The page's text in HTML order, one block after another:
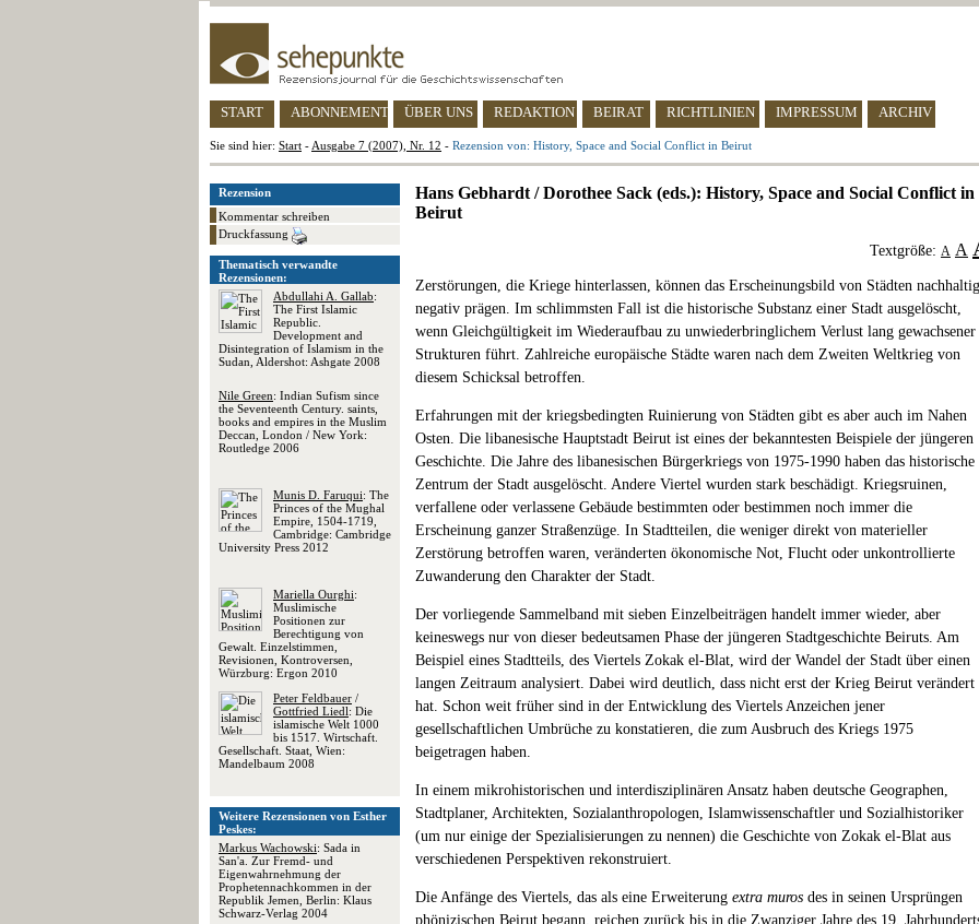
START ABONNEMENT ÜBER UNS REDAKTION BEIRAT RICHTLINIEN IMPRESSUM ARCHIV
Sie sind hier: Start - Ausgabe 7 (2007), Nr. 12 - Rezension von: History, Space and Social Conflict in Beirut
Rezension
Kommentar schreiben
Druckfassung
Thematisch verwandte
Rezensionen:
Abdullahi A. Gallab:
The First Islamic
Republic.
Development and
Disintegration of Islamism in the
Sudan, Aldershot: Ashgate 2008
Nile Green: Indian Sufism since
the Seventeenth Century. saints,
books and empires in the Muslim
Deccan, London / New York:
Routledge 2006
Munis D. Faruqui: The
Princes of the Mughal
Empire, 1504-1719,
Cambridge: Cambridge
University Press 2012
Mariella Ourghi:
Muslimische
Positionen zur
Berechtigung von
Gewalt. Einzelstimmen,
Revisionen, Kontroversen,
Würzburg: Ergon 2010
Peter Feldbauer /
Gottfried Liedl: Die
islamische Welt 1000
bis 1517. Wirtschaft.
Gesellschaft. Staat, Wien:
Mandelbaum 2008
Weitere Rezensionen von Esther
Peskes:
Markus Wachowski: Sada in
San'a. Zur Fremd- und
Eigenwahrnehmung der
Prophetennachkommen in der
Republik Jemen, Berlin: Klaus
Schwarz-Verlag 2004
Hans Gebhardt / Dorothee Sack (eds.): History, Space and Social Conflict in
Beirut
Textgröße: A A
Zerstörungen, die Kriege hinterlassen, können das Erscheinungsbild von Städten nachhaltig
negativ prägen. Im schlimmsten Fall ist die historische Substanz einer Stadt ausgelöscht,
wenn Gleichgültigkeit im Wiederaufbau zu unwiederbringlichem Verlust lang gewachsener
Strukturen führt. Zahlreiche europäische Städte waren nach dem Zweiten Weltkrieg von
diesem Schicksal betroffen.
Erfahrungen mit der kriegsbedingten Ruinierung von Städten gibt es aber auch im Nahen
Osten. Die libanesische Hauptstadt Beirut ist eines der bekanntesten Beispiele der jüngeren
Geschichte. Die Jahre des libanesischen Bürgerkriegs von 1975-1990 haben das historische
Zentrum der Stadt ausgelöscht. Andere Viertel wurden stark beschädigt. Kriegsruinen,
verfallene oder verlassene Gebäude bestimmten oder bestimmen noch immer die
Erscheinung ganzer Straßenzüge. In Stadtteilen, die weniger direkt von materieller
Zerstörung betroffen waren, veränderten ökonomische Not, Flucht oder unkontrollierte
Zuwanderung den Charakter der Stadt.
Der vorliegende Sammelband mit sieben Einzelbeiträgen handelt immer wieder, aber
keineswegs nur von dieser bedeutsamen Phase der jüngeren Stadtgeschichte Beiruts. Am
Beispiel eines Stadtteils, des Viertels Zokak el-Blat, wird der Wandel der Stadt über einen
langen Zeitraum analysiert. Dabei wird deutlich, dass nicht erst der Krieg Beirut verändert
hat. Schon weit früher sind in der Entwicklung des Viertels Anzeichen jener
gesellschaftlichen Umbrüche zu konstatieren, die zum Ausbruch des Kriegs 1975
beigetragen haben.
In einem mikrohistorischen und interdisziplinären Ansatz haben deutsche Geographen,
Stadtplaner, Architekten, Sozialanthropologen, Islamwissenschaftler und Sozialhistoriker
(um nur einige der Spezialisierungen zu nennen) die Geschichte von Zokak el-Blat aus
verschiedenen Perspektiven rekonstruiert.
Die Anfänge des Viertels, das als eine Erweiterung extra muros des in seinen Ursprüngen
phönizischen Beirut begann, reichen zurück bis in die Zwanziger Jahre des 19.